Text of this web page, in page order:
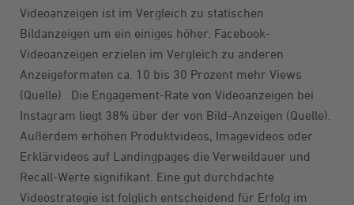
Videoanzeigen ist im Vergleich zu statischen
Bildanzeigen um ein einiges höher. Facebook-
Videoanzeigen erzielen im Vergleich zu anderen
Anzeigeformaten ca. 10 bis 30 Prozent mehr Views
(Quelle) . Die Engagement-Rate von Videoanzeigen bei
Instagram liegt 38% über der von Bild-Anzeigen (Quelle).
Außerdem erhöhen Produktvideos, Imagevideos oder
Erklärvideos auf Landingpages die Verweildauer und
Recall-Werte signifikant. Eine gut durchdachte
Videostrategie ist folglich entscheidend für Erfolg im